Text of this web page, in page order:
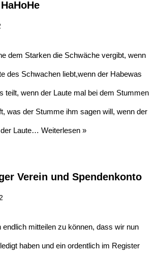
dem Starken die Schwäche vergibt, wenn
des Schwachen liebt,wenn der Habewas
teilt, wenn der Laute mal bei dem Stummen
was der Stumme ihm sagen will, wenn der
der Laute… Weiterlesen »
Verein und Spendenkonto
mitteilen zu können, dass wir nun
haben und ein ordentlich im Register